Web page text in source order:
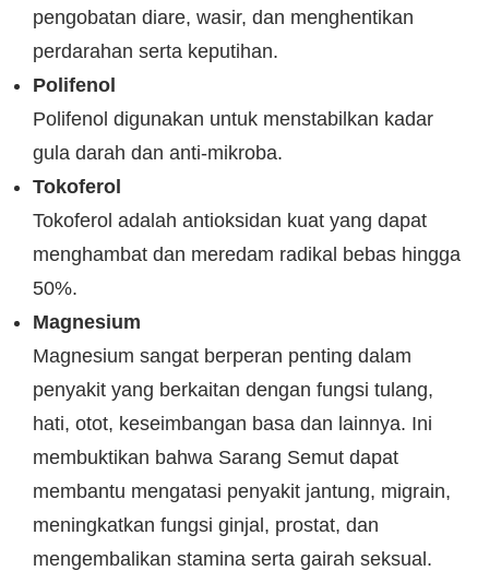
pengobatan diare, wasir, dan menghentikan
perdarahan serta keputihan.
Polifenol
Polifenol digunakan untuk menstabilkan kadar
gula darah dan anti-mikroba.
Tokoferol
Tokoferol adalah antioksidan kuat yang dapat
menghambat dan meredam radikal bebas hingga
50%.
Magnesium
Magnesium sangat berperan penting dalam
penyakit yang berkaitan dengan fungsi tulang,
hati, otot, keseimbangan basa dan lainnya. Ini
membuktikan bahwa Sarang Semut dapat
membantu mengatasi penyakit jantung, migrain,
meningkatkan fungsi ginjal, prostat, dan
mengembalikan stamina serta gairah seksual.